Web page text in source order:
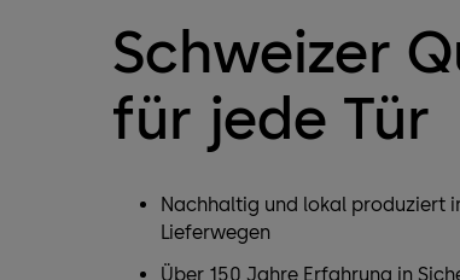
Schweizer
für jede Tür
Nachhaltig und lokal produziert
Lieferwegen
Über 150 Jahre Erfahrung in